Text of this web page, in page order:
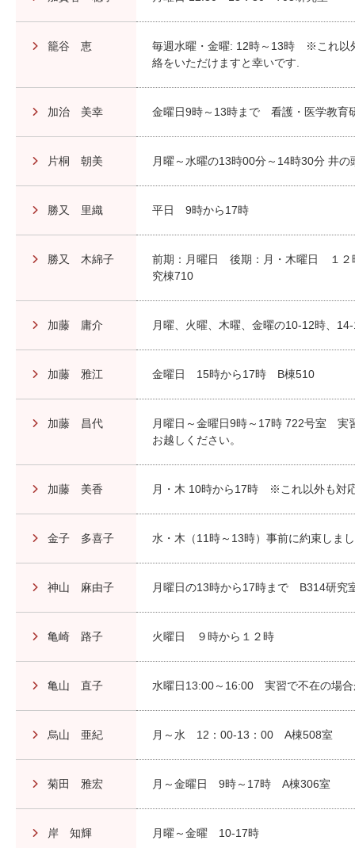
籠谷 恵
毎週水曜・金曜: 12時～13時 ※これ以
絡をいただけますと幸いです.
加治 美幸 金曜日9時～13時まで 看護・医学教育
片桐 朝美 月曜～水曜の13時00分～14時30分 井
勝又 里織 平日 9時から17時
勝又 木綿子
前期：月曜日 後期：月・木曜日 １２
究棟710
加藤 庸介 月曜、火曜、木曜、金曜の10-12時、
加藤 雅江 金曜日 15時から17時 B棟510
加藤 昌代
月曜日～金曜日9時～17時 722号室 実
お越しください。
加藤 美香 月・木 10時から17時 ※これ以外も対
金子 多喜子 水・木（11時～13時）事前に約束しま
神山 麻由子 月曜日の13時から17時まで B314研究
亀崎 路子 火曜日 ９時から１２時
亀山 直子 水曜日13:00～16:00 実習で不在の場
烏山 亜紀 月～水 12：00-13：00 A棟508室
菊田 雅宏 月～金曜日 9時～17時 A棟306室
岸 知輝 月曜～金曜 10-17時